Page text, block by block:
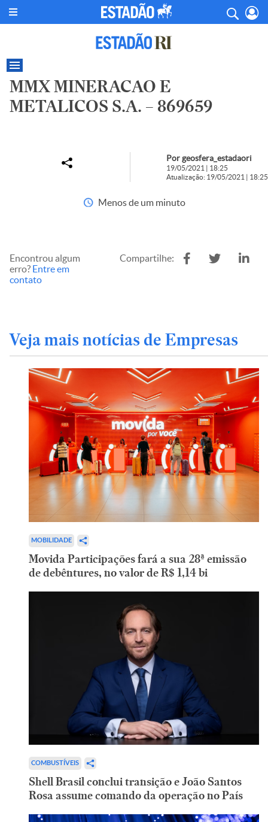
MMX MINERACAO E
METALICOS S.A. – 869659
Por geosfera_estadaori
19/05/2021 | 18:25
Atualização: 19/05/2021 | 18:25
Menos de um minuto
Encontrou algum
erro? Entre em
contato
Compartilhe:
Veja mais notícias de Empresas
MOBILIDADE
Movida Participações fará a sua 28ª emissão
de debêntures, no valor de R$ 1,14 bi
COMBUSTÍVEIS
Shell Brasil conclui transição e João Santos
Rosa assume comando da operação no País